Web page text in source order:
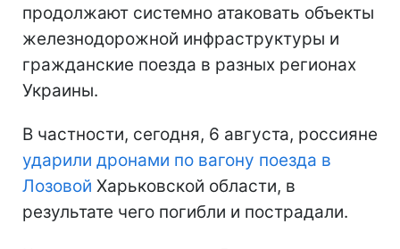
продолжают системно атаковать объекты
железнодорожной инфраструктуры и
гражданские поезда в разных регионах
Украины.
В частности, сегодня, 6 августа, россияне
ударили дронами по вагону поезда в
Лозовой Харьковской области, в
результате чего погибли и пострадали.